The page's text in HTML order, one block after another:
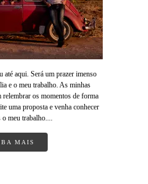
até aqui. Será um prazer imenso
e o meu trabalho. As minhas
relembrar os momentos de forma
uma proposta e venha conhecer
o meu trabalho....
MAIS